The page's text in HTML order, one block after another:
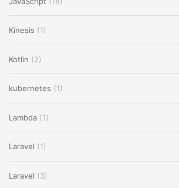
Kinesis (1)
Kotlin (2)
kubernetes (1)
Lambda (1)
Laravel (1)
Laravel (3)